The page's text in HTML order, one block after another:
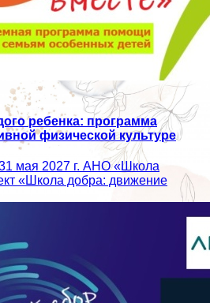
ребенка: программа
физической культуре
мая 2027 г. АНО «Школа
«Школа добра: движение